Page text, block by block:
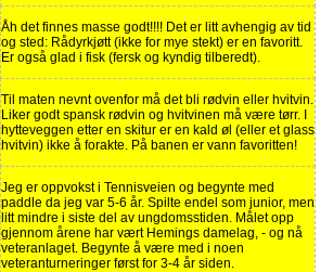
Åh det finnes masse godt!!!! Det er litt avhengig av tid
og sted: Rådyrkjøtt (ikke for mye stekt) er en favoritt.
Er også glad i fisk (fersk og kyndig tilberedt).
Til maten nevnt ovenfor må det bli rødvin eller hvitvin.
Liker godt spansk rødvin og hvitvinen må være tørr. I
hytteveggen etter en skitur er en kald øl (eller et glass
hvitvin) ikke å forakte. På banen er vann favoritten!
Jeg er oppvokst i Tennisveien og begynte med
paddle da jeg var 5-6 år. Spilte endel som junior, men
litt mindre i siste del av ungdomsstiden. Målet opp
gjennom årene har vært Hemings damelag, - og nå
veteranlaget. Begynte å være med i noen
veteranturneringer først for 3-4 år siden.